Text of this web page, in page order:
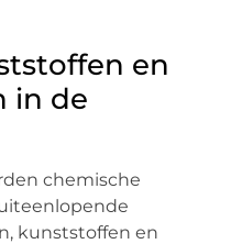
en
in de
chemische
kunststoffen en